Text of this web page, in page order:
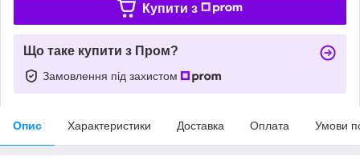
Купити з
Що таке купити з Пром?
Замовлення під захистом
Опис Характеристики Доставка Оплата Умови